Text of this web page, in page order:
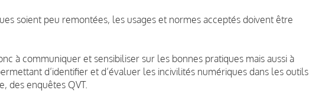
soient peu remontées, les usages et normes acceptés doivent être
à communiquer et sensibiliser sur les bonnes pratiques mais aussi à
d’identifier et d’évaluer les incivilités numériques dans les outils
des enquêtes QVT.